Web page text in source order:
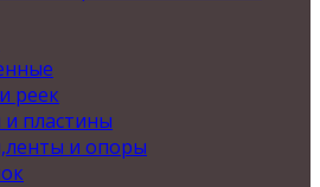
реек
пластины
и опоры